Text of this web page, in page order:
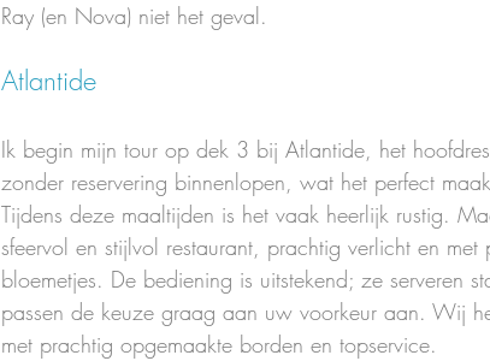
Ray (en Nova) niet het geval.
Atlantide
Ik begin mijn tour op dek 3 bij Atlantide, het
zonder reservering binnenlopen, wat het perfect
Tijdens deze maaltijden is het vaak heerlijk rustig.
sfeervol en stijlvol restaurant, prachtig verlicht en
bloemetjes. De bediening is uitstekend; ze serveren
passen de keuze graag aan uw voorkeur aan. Wij
met prachtig opgemaakte borden en topservice.